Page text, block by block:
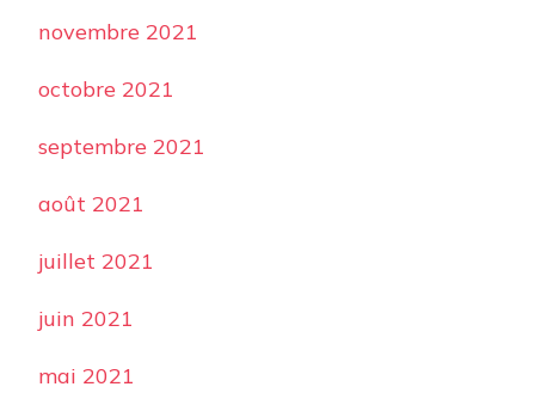
novembre 2021
octobre 2021
septembre 2021
août 2021
juillet 2021
juin 2021
mai 2021